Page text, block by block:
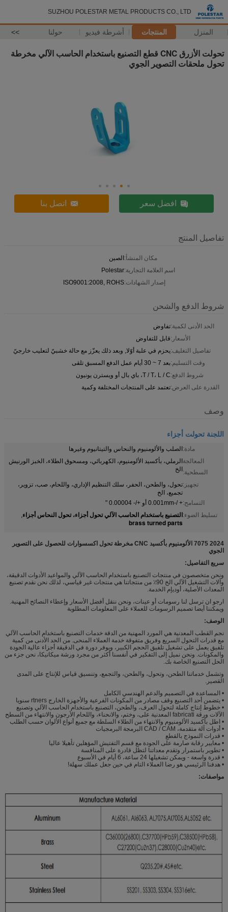
SUZHOU POLESTAR METAL PRODUCTS CO., LTD
المنزل المنتجات أشرطة فيديو حولنا >>
تحولت الأزرق CNC قطع التصنيع باستخدام الحاسب الآلي مخرطة
تحول ملحقات التصوير الجوي
افضل سعر اتصل بنا
تفاصيل المنتج
مكان المنشأ:الصين
اسم العلامة التجارية:Polestar
إصدار الشهادات:ISO9001:2008, ROHS
شروط الدفع والشحن
الحد الأدنى لكمية:تفاوض
الأسعار:قابل للتفاوض
تفاصيل التغليف:يحزم في علبة أوّلا, وبعد ذلك يعزّز مع حالة خشبيّ لتعليب خارجيّ
وقت التسليم:بعد 7 ~ 30 أيام عمل الدفع المسبق تلقى
شروط الدفع:T / T، L / C، باي بال أو ويسترن يونيون
القدرة على العرض:تعتمد على المنتجات المختلفة وكمية
وصف
اللجنة تحولت أجزاء
مادة:الصلب والألومنيوم والنحاس والتيتانيوم وغيرها
المعالجة
السطحية:
الرملي، بأكسيد الألومنيوم، الكهربائي، ومسحوق الطلاء، الخبز الورنيش
الخ
تجهيز:تحول، والطحن، الحفر، سلك التنظيم الإداري، واللحام، صب، تزوير،
تجميع، الخ
التسامح:+ /-0.001mm أو +/- 0.00004 "
تسليط الضوء:التصنيع باستخدام الحاسب الآلي تحول أجزاء، تحول النحاس أجزاء,
brass turned parts
2024 7075 الألومنيوم بأكسيد CNC مخرطة تحول اكسسوارات للحصول على التصوير
الجوي
سريع التفاصيل:
ونحن متخصصون في منتجات التصنيع باستخدام الحاسب الآلي والمواعيد الأدوات الدقيقة،
وآلات التشغيل الآلي الخ 90٪ من منتجاتنا هي منتجات غير قياسي، لذلك نحن نقدم تصنيع
المعدات الأصلية، أوديإم الخدمة.
ارجو ان ترسل لنا رسومات أو عينات، ونحن ننقل أفضل الأسعار وإعطاء النصائح المهنية.
ويمكننا أيضا تصميم الرسومات للعملاء على المعلومات المطلوبة
الوصف:
نجم القطب المعدنية هي المورد المهنية من الدقة خدمات التصنيع باستخدام الحاسب الآلي
مع قدرات التحول السريع وفريق متفوقة خدمة العملاء المنحى. من الحد الأدنى من كمية
تلفيق يعمل على تشغيل تلفيق الحجم الكبير، ويوفر دورة في الدقيقة أجزاء عالية الجودة
والمكونات. ونحن نميل إلى التفكير في أنفسنا أكثر من مجرد ورشة ميكانيكا، نحن جزء من
الحل التصنيع الخاصة بك.
وتشمل خدماتنا الطحن، وتحول، والطحن، والتجمع، وتنسيق قياس للإنتاج على المدى
القصير.
• المساعدة في التصميم والدعم الهندسي الكامل
• يتضمن أحد التصنيع وقف مصادر من المكونات الفرعية والأجهزة الخارج rtners سنويا
• خطوط إنتاج كاملة لتحول العرف، والطحن، التصنيع باستخدام الحاسب الآلي وتصنيع
الآلات ورقة fabricati المعدنية على، وختم، والانحناء، واللحام الأرجون والانتهاء من السطح
• اطل بأكسيد الألومنيوم والانتهاء من الطلاء السلطة مع جميع أنواع الألوان حسب الطلب
• أدوات آلة متقدمة، CAD / CAM البرمجة البرمجيات
• قدرات النموذج بالقطع
• معايير رقابة صارمة على الجودة مع قسم التفتيش المؤهلين تأهيلا عاليا
• تطوير باستمرار وتقدم معداتنا لتظل قادرة على المنافسة
• قدرة واسعة - ويمكن تشغيلها 24 ساعة، 6 أيام في الأسبوع
• هدفنا الرئيسي هو رضا العملاء التام في حين جعل عملك سهلة!
مواصفات: